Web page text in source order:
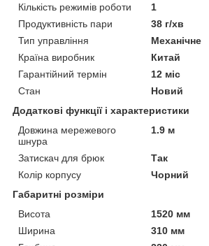
Кількість режимів роботи
1
Продуктивність пари
38 г/хв
Тип управління
Механічне
Країна виробник
Китай
Гарантійний термін
12 міс
Стан
Новий
Додаткові функції і характеристики
Довжина мережевого
шнура
1.9 м
Затискач для брюк
Так
Колір корпусу
Чорний
Габаритні розміри
Висота
1520 мм
Ширина
310 мм